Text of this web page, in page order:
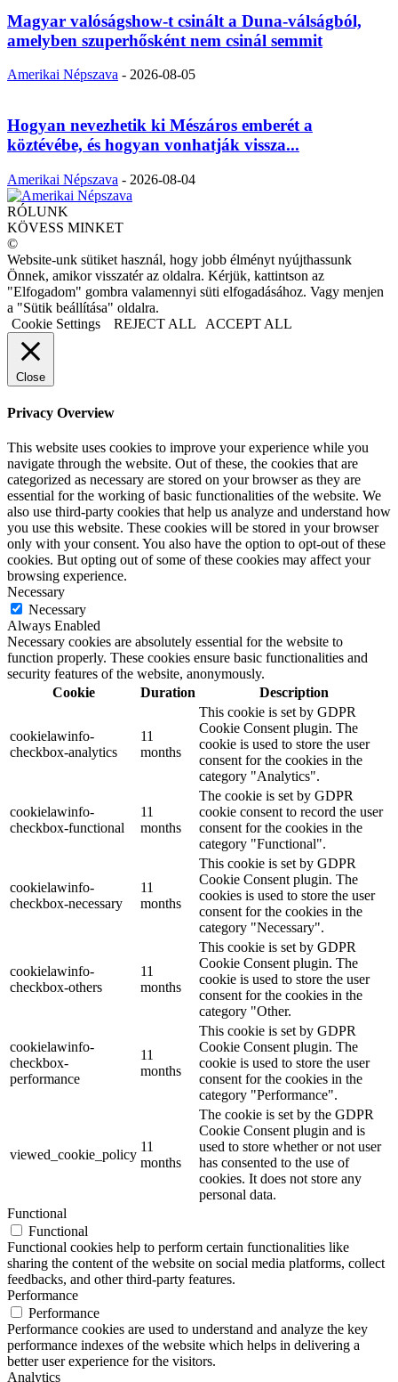
Magyar valóságshow-t csinált a Duna-válságból,
amelyben szuperhősként nem csinál semmit
Amerikai Népszava - 2026-08-05
Hogyan nevezhetik ki Mészáros emberét a
köztévébe, és hogyan vonhatják vissza...
Amerikai Népszava - 2026-08-04
RÓLUNK
KÖVESS MINKET
©
Website-unk sütiket használ, hogy jobb élményt nyújthassunk
Önnek, amikor visszatér az oldalra. Kérjük, kattintson az
"Elfogadom" gombra valamennyi süti elfogadásához. Vagy menjen
a "Sütik beállítása" oldalra.
Cookie Settings
REJECT ALL ACCEPT ALL
Close
Privacy Overview
This website uses cookies to improve your experience while you
navigate through the website. Out of these, the cookies that are
categorized as necessary are stored on your browser as they are
essential for the working of basic functionalities of the website. We
also use third-party cookies that help us analyze and understand how
you use this website. These cookies will be stored in your browser
only with your consent. You also have the option to opt-out of these
cookies. But opting out of some of these cookies may affect your
browsing experience.
Necessary
Necessary
Always Enabled
Necessary cookies are absolutely essential for the website to
function properly. These cookies ensure basic functionalities and
security features of the website, anonymously.
Cookie
Duration Description
cookielawinfo-
checkbox-analytics
11
months
This cookie is set by GDPR
Cookie Consent plugin. The
cookie is used to store the user
consent for the cookies in the
category "Analytics".
cookielawinfo-
checkbox-functional
11
months
The cookie is set by GDPR
cookie consent to record the user
consent for the cookies in the
category "Functional".
cookielawinfo-
checkbox-necessary
11
months
This cookie is set by GDPR
Cookie Consent plugin. The
cookies is used to store the user
consent for the cookies in the
category "Necessary".
cookielawinfo-
checkbox-others
11
months
This cookie is set by GDPR
Cookie Consent plugin. The
cookie is used to store the user
consent for the cookies in the
category "Other.
cookielawinfo-
checkbox-
performance
11
months
This cookie is set by GDPR
Cookie Consent plugin. The
cookie is used to store the user
consent for the cookies in the
category "Performance".
viewed_cookie_policy
11
months
The cookie is set by the GDPR
Cookie Consent plugin and is
used to store whether or not user
has consented to the use of
cookies. It does not store any
personal data.
Functional
Functional
Functional cookies help to perform certain functionalities like
sharing the content of the website on social media platforms, collect
feedbacks, and other third-party features.
Performance
Performance
Performance cookies are used to understand and analyze the key
performance indexes of the website which helps in delivering a
better user experience for the visitors.
Analytics